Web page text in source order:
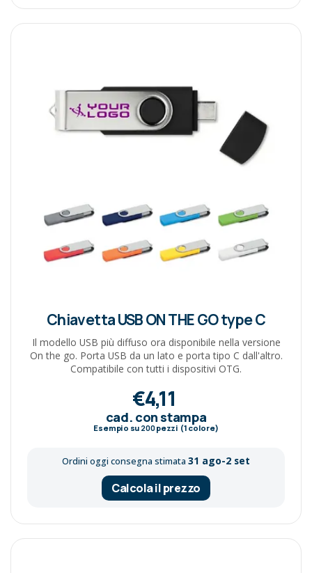
Chiavetta USB ON THE GO type C
Il modello USB più diffuso ora disponibile nella versione
On the go. Porta USB da un lato e porta tipo C dall'altro.
Compatibile con tutti i dispositivi OTG.
€4,11
cad. con stampa
Esempio su 200pezzi (1 colore)
Ordini oggi consegna stimata 31 ago-2 set
Calcola il prezzo